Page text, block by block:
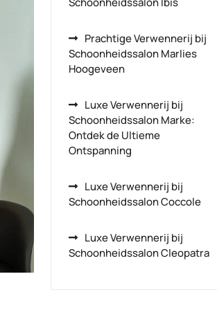
Prachtige Verwennerij bij
Schoonheidssalon Marlies
Hoogeveen
Luxe Verwennerij bij
Schoonheidssalon Marke:
Ontdek de Ultieme
Ontspanning
Luxe Verwennerij bij
Schoonheidssalon Coccole
Luxe Verwennerij bij
Schoonheidssalon Cleopatra